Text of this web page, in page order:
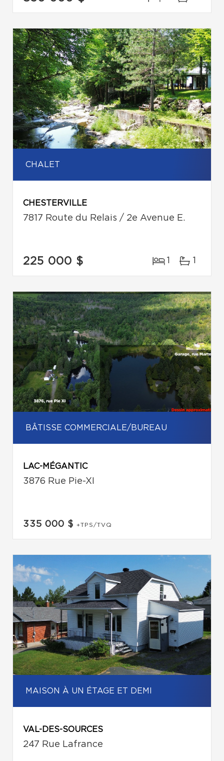
CHALET
CHESTERVILLE
7817 Route du Relais / 2e Avenue E.
225 000 $ 1 1
BÂTISSE COMMERCIALE/BUREAU
LAC-MÉGANTIC
3876 Rue Pie-XI
335 000 $ +TPS/TVQ
MAISON À UN ÉTAGE ET DEMI
VAL-DES-SOURCES
247 Rue Lafrance